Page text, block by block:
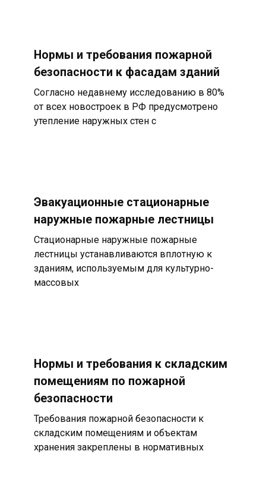
Нормы и требования пожарной
безопасности к фасадам зданий
Согласно недавнему исследованию в 80%
от всех новостроек в РФ предусмотрено
утепление наружных стен с
Эвакуационные стационарные
наружные пожарные лестницы
Стационарные наружные пожарные
лестницы устанавливаются вплотную к
зданиям, используемым для культурно-
массовых
Нормы и требования к складским
помещениям по пожарной
безопасности
Требования пожарной безопасности к
складским помещениям и объектам
хранения закреплены в нормативных